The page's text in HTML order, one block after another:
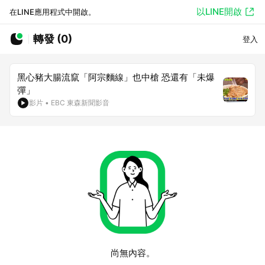
在LINE應用程式中開啟。 以LINE開啟
轉發 (0) 登入
黑心豬大腸流竄「阿宗麵線」也中槍 恐還有「未爆
彈」
影片 • EBC 東森新聞影音
尚無內容。